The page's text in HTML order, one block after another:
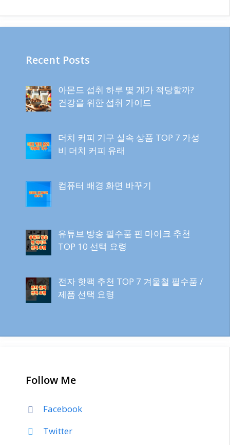
Recent Posts
아몬드 섭취 하루 몇 개가 적당할까?
건강을 위한 섭취 가이드
더치 커피 기구 실속 상품 TOP 7 가성
비 더치 커피 유래
컴퓨터 배경 화면 바꾸기
유튜브 방송 필수품 핀 마이크 추천
TOP 10 선택 요령
전자 핫팩 추천 TOP 7 겨울철 필수품 /
제품 선택 요령
Follow Me
Facebook
Twitter